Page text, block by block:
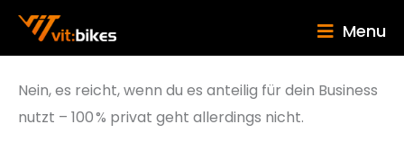
Menu
Nein, es reicht, wenn du es anteilig für dein Business
nutzt – 100 % privat geht allerdings nicht.